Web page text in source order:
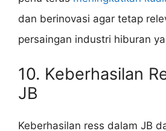
dan berinovasi agar tetap
persaingan industri hiburan
10. Keberhasilan
JB
Keberhasilan ress dalam JB